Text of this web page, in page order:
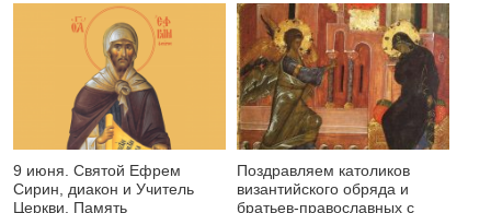
9 июня. Святой Ефрем
Сирин, диакон и Учитель
Церкви. Память
Поздравляем католиков
византийского обряда и
братьев-православных с